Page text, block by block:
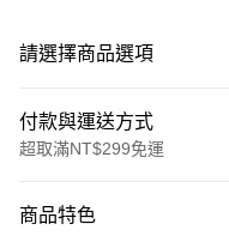
請選擇商品選項
付款與運送方式
超取滿NT$299免運
信用卡一次付款
商品特色